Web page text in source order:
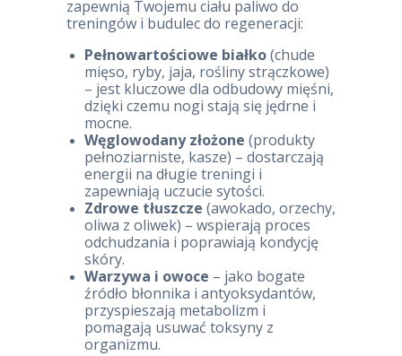
zapewnią Twojemu ciału paliwo do
treningów i budulec do regeneracji:
Pełnowartościowe białko(chude
mięso, ryby, jaja, rośliny strączkowe)
– jest kluczowe dla odbudowy mięśni,
dzięki czemu nogi stają się jędrne i
mocne.
Węglowodany złożone (produkty
pełnoziarniste, kasze) – dostarczają
energii na długie treningi i
zapewniają uczucie sytości.
Zdrowe tłuszcze (awokado, orzechy,
oliwa z oliwek) – wspierają proces
odchudzania i poprawiają kondycję
skóry.
Warzywa i owoce – jako bogate
źródło błonnika i antyoksydantów,
przyspieszają metabolizm i
pomagają usuwać toksyny z
organizmu.